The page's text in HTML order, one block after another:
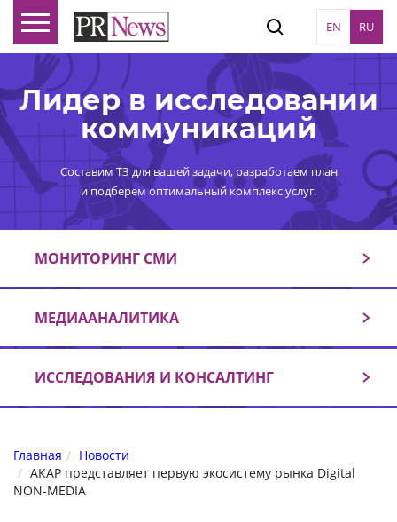
EN RU
Лидер в исследовании
коммуникаций
Составим ТЗ для вашей задачи, разработаем план
и подберем оптимальный комплекс услуг.
МОНИТОРИНГ СМИ
МЕДИААНАЛИТИКА
ИССЛЕДОВАНИЯ И КОНСАЛТИНГ
Главная
Новости
АКАР представляет первую экосистему рынка Digital
NON-MEDIA